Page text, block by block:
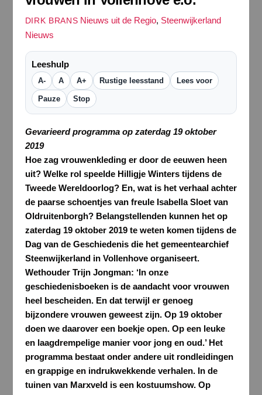
DIRK BRANS Nieuws uit de Regio, Steenwijkerland
Nieuws
Leeshulp
A- A A+ Rustige leesstand Lees voor
Pauze Stop
Gevarieerd programma op zaterdag 19 oktober
2019
Hoe zag vrouwenkleding er door de eeuwen heen
uit? Welke rol speelde Hilligje Winters tijdens de
Tweede Wereldoorlog? En, wat is het verhaal achter
de paarse schoentjes van freule Isabella Sloet van
Oldruitenborgh? Belangstellenden kunnen het op
zaterdag 19 oktober 2019 te weten komen tijdens de
Dag van de Geschiedenis die het gemeentearchief
Steenwijkerland in Vollenhove organiseert.
Wethouder Trijn Jongman: ‘In onze
geschiedenisboeken is de aandacht voor vrouwen
heel bescheiden. En dat terwijl er genoeg
bijzondere vrouwen geweest zijn. Op 19 oktober
doen we daarover een boekje open. Op een leuke
en laagdrempelige manier voor jong en oud.’ Het
programma bestaat onder andere uit rondleidingen
en grappige en indrukwekkende verhalen. In de
tuinen van Marxveld is een kostuumshow. Op